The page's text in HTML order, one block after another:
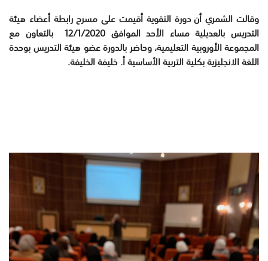
وقالت الشمري أن دورة التقوية أقيمت على مسرح رابطة أعضاء هيئة
التدريس بالعديلية مساء الأحد الموافق
12/1/2020
بالتعاون مع
المجموعة الأوروبية التعليمية، وحاضر بالدورة عضو هيئة التدريس بوحدة
اللغة الانجليزية بكلية التربية الأساسية أ. خليفة الخليفة.